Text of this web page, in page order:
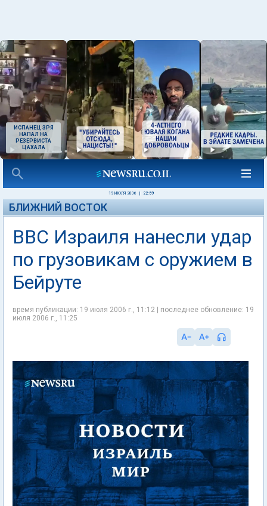
ИСПАНЕЦ ЗРЯ
НАПАЛ НА
РЕЗЕРВИСТА
ЦАХАЛА
19 ИЮЛЯ 2006 22:59
БЛИЖНИЙ ВОСТОК
ВВС Израиля нанесли удар
по грузовикам с оружием в
Бейруте
время публикации: 19 июля 2006 г., 11:12 | последнее обновление: 19
июля 2006 г., 11:25